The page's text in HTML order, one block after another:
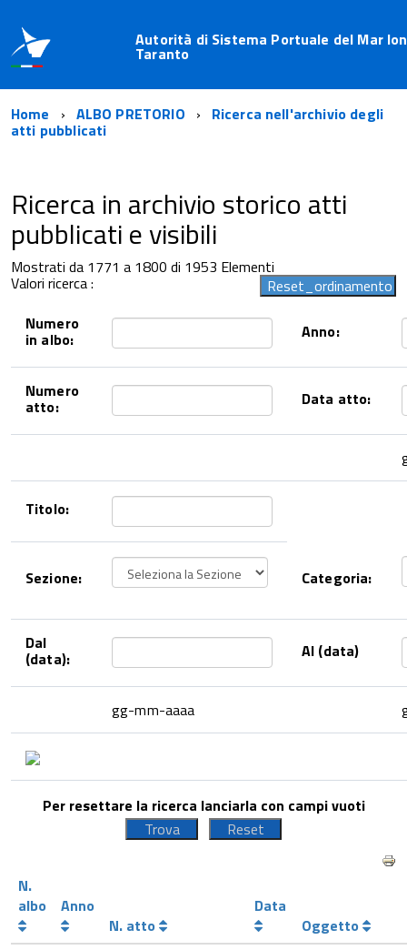
Autorità di Sistema Portuale del Mar
Taranto
Home ALBO PRETORIO Ricerca nell'archivio degli
atti pubblicati
Ricerca in archivio storico atti
pubblicati e visibili
Mostrati da 1771 a 1800 di 1953 Elementi
Valori ricerca :
Numero
in albo: Anno:
Numero
atto: Data atto:
Titolo:
Sezione: Categoria:
Dal
(data): Al (data)
gg-mm-aaaa
Per resettare la ricerca lanciarla con campi vuoti
N.
albo
Anno
N. atto
Data
Oggetto